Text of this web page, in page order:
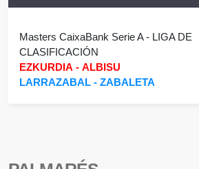
Masters CaixaBank Serie A- LIGA DE
CLASIFICACIÓN
EZKURDIA - ALBISU
LARRAZABAL - ZABALETA